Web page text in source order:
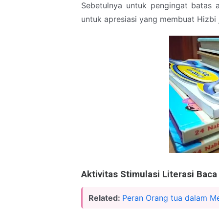
Sebetulnya untuk pengingat batas
untuk apresiasi yang membuat Hizbi
Aktivitas Stimulasi Literasi
Related: Peran Orang tua dalam